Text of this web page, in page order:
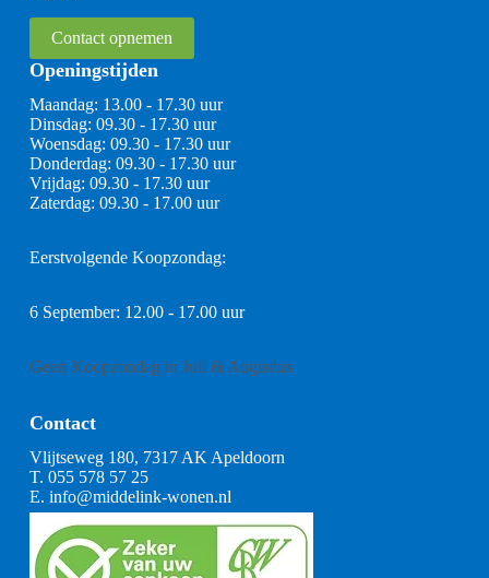
Contact opnemen
Openingstijden
Maandag: 13.00 - 17.30 uur
Dinsdag: 09.30 - 17.30 uur
Woensdag: 09.30 - 17.30 uur
Donderdag: 09.30 - 17.30 uur
Vrijdag: 09.30 - 17.30 uur
Zaterdag: 09.30 - 17.00 uur
Eerstvolgende Koopzondag:
6 September: 12.00 - 17.00 uur
Geen Koopzondag in Juli & Augustus
Contact
Vlijtseweg 180, 7317 AK Apeldoorn
T. 055 578 57 25
E. info@middelink-wonen.nl